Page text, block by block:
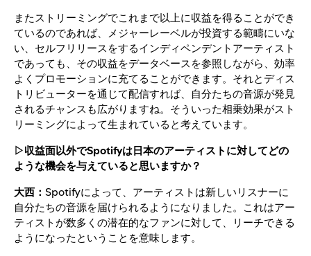
またストリーミングでこれまで以上に収益を得ることができ
ているのであれば、メジャーレーベルが投資する範疇にいな
い、セルフリリースをするインディペンデントアーティスト
であっても、その収益をデータベースを参照しながら、効率
よくプロモーションに充てることができます。それとディス
トリビューターを通じて配信すれば、自分たちの音源が発見
されるチャンスも広がりますね。そういった相乗効果がスト
リーミングによって生まれていると考えています。
▷収益面以外でSpotifyは日本のアーティストに対してどの
ような機会を与えていると思いますか？
大西： Spotifyによって、アーティストは新しいリスナーに
自分たちの音源を届けられるようになりました。これはアー
ティストが数多くの潜在的なファンに対して、リーチできる
ようになったということを意味します。